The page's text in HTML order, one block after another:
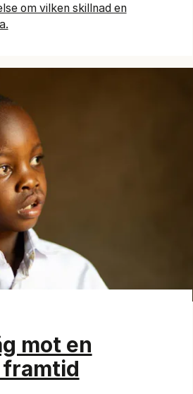
om vilken skillnad en
mot en